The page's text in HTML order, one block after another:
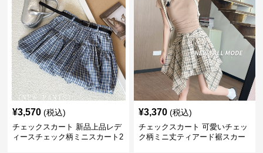
¥3,570 (税込)
チェックスカート 新品上品レデ
ィースチェック柄ミニスカート2
¥3,370 (税込)
チェックスカート 可愛いチェッ
ク柄ミニ丈ティアード裾スカー